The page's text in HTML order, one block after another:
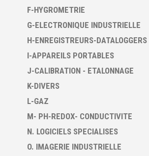
F-HYGROMETRIE
G-ELECTRONIQUE INDUSTRIELLE
H-ENREGISTREURS-DATALOGGERS
I-APPAREILS PORTABLES
J-CALIBRATION - ETALONNAGE
K-DIVERS
L-GAZ
M- PH-REDOX- CONDUCTIVITE
N. LOGICIELS SPECIALISES
O. IMAGERIE INDUSTRIELLE